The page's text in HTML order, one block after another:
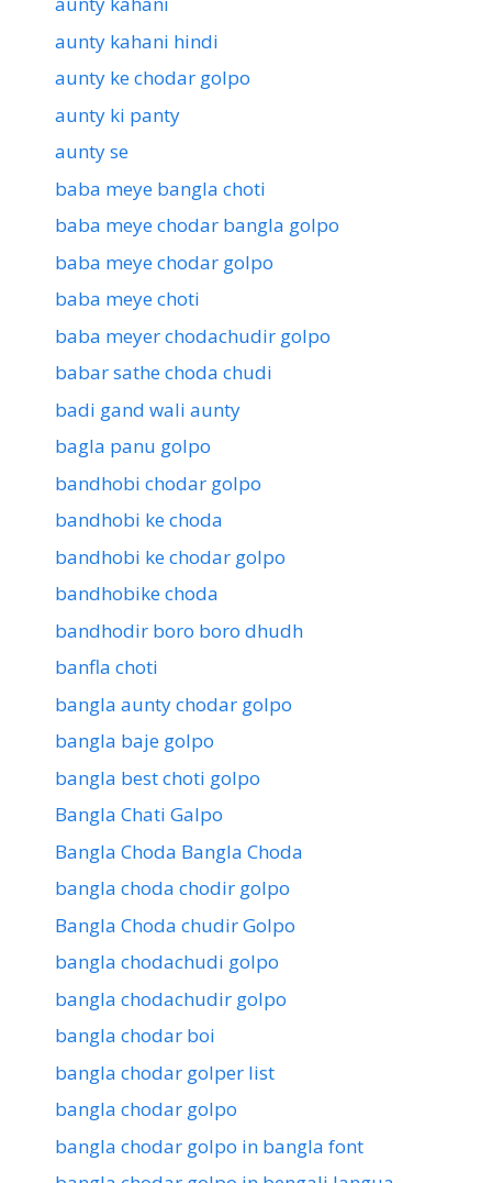
aunty kahani hindi
aunty ke chodar golpo
aunty ki panty
aunty se
baba meye bangla choti
baba meye chodar bangla golpo
baba meye chodar golpo
baba meye choti
baba meyer chodachudir golpo
babar sathe choda chudi
badi gand wali aunty
bagla panu golpo
bandhobi chodar golpo
bandhobi ke choda
bandhobi ke chodar golpo
bandhobike choda
bandhodir boro boro dhudh
banfla choti
bangla aunty chodar golpo
bangla baje golpo
bangla best choti golpo
Bangla Chati Galpo
Bangla Choda Bangla Choda
bangla choda chodir golpo
Bangla Choda chudir Golpo
bangla chodachudi golpo
bangla chodachudir golpo
bangla chodar boi
bangla chodar golper list
bangla chodar golpo
bangla chodar golpo in bangla font